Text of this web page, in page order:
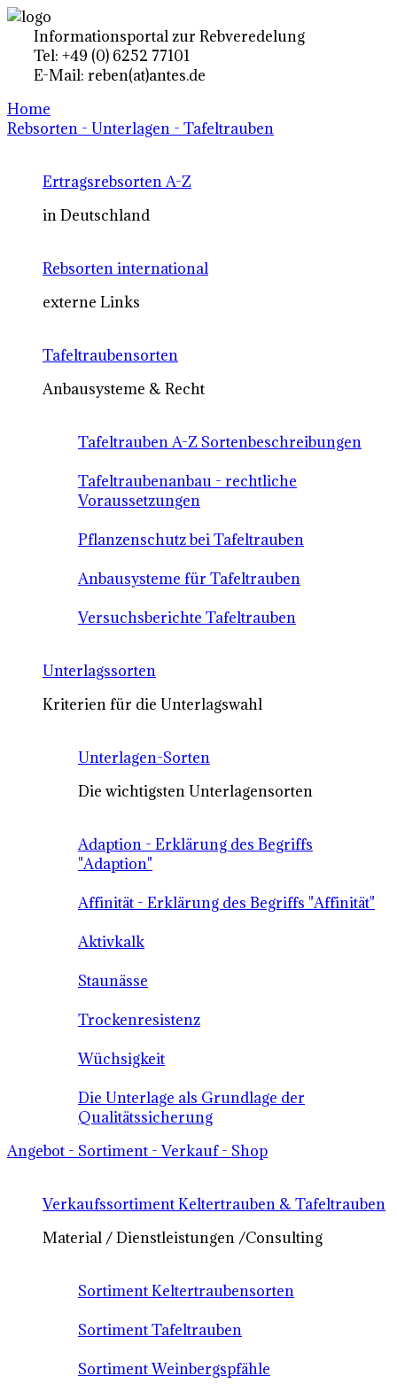
Informationsportal zur Rebveredelung
Tel: +49 (0) 6252 77101
E-Mail: reben(at)antes.de
Home
Rebsorten - Unterlagen - Tafeltrauben
Ertragsrebsorten A-Z
in Deutschland
Rebsorten international
externe Links
Tafeltraubensorten
Anbausysteme & Recht
Tafeltrauben A-Z Sortenbeschreibungen
Tafeltraubenanbau - rechtliche
Voraussetzungen
Pflanzenschutz bei Tafeltrauben
Anbausysteme für Tafeltrauben
Versuchsberichte Tafeltrauben
Unterlagssorten
Kriterien für die Unterlagswahl
Unterlagen-Sorten
Die wichtigsten Unterlagensorten
Adaption - Erklärung des Begriffs
"Adaption"
Affinität - Erklärung des Begriffs "Affinität"
Aktivkalk
Staunässe
Trockenresistenz
Wüchsigkeit
Die Unterlage als Grundlage der
Qualitätssicherung
Angebot - Sortiment - Verkauf - Shop
Verkaufssortiment Keltertrauben & Tafeltrauben
Material / Dienstleistungen /Consulting
Sortiment Keltertraubensorten
Sortiment Tafeltrauben
Sortiment Weinbergspfähle